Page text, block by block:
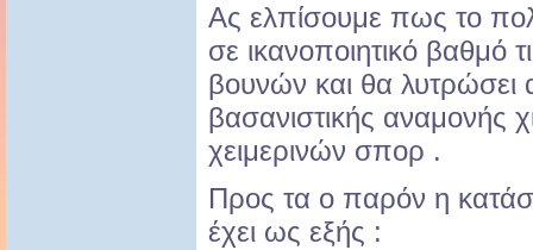
Ας ελπίσουμε πως το
σε ικανοποιητικό βαθμό
βουνών και θα λυτρώσει
βασανιστικής αναμονής
χειμερινών σπορ .
Προς τα ο παρόν η
έχει ως εξής :